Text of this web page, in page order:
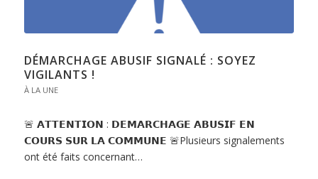
DÉMARCHAGE ABUSIF SIGNALÉ : SOYEZ
VIGILANTS !
À LA UNE
🚨 𝗔𝗧𝗧𝗘𝗡𝗧𝗜𝗢𝗡 : 𝗗𝗘𝗠𝗔𝗥𝗖𝗛𝗔𝗚𝗘 𝗔𝗕𝗨𝗦𝗜𝗙 𝗘𝗡
𝗖𝗢𝗨𝗥𝗦 𝗦𝗨𝗥 𝗟𝗔 𝗖𝗢𝗠𝗠𝗨𝗡𝗘 🚨Plusieurs signalements
ont été faits concernant…